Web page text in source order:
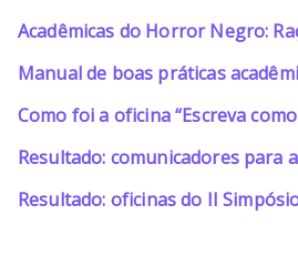
Acadêmicas do Horror Negro:
Manual de boas práticas
Como foi a oficina “Escreva
Resultado: comunicadores para
Resultado: oficinas do II